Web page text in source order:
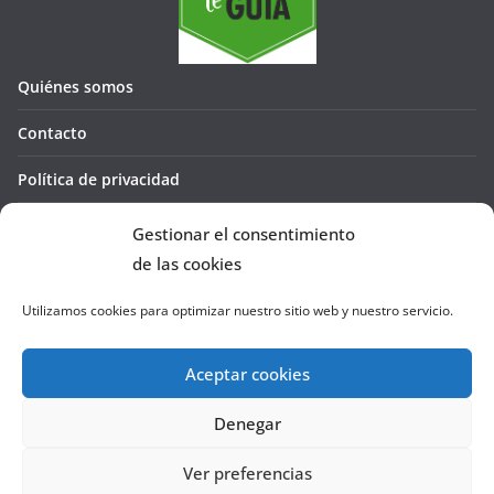
Gestionar el consentimiento
de las cookies
Utilizamos cookies para optimizar nuestro sitio web y nuestro servicio.
Aceptar cookies
Denegar
Ver preferencias
Quiénes somos
Contacto
Política de privacidad
Política de cookies (UE)
La Cañada te GUÍA
por ThemeGrill. Funciona con